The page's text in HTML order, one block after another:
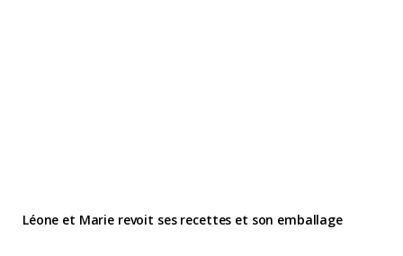
Léone et Marie revoit ses recettes et son emballage